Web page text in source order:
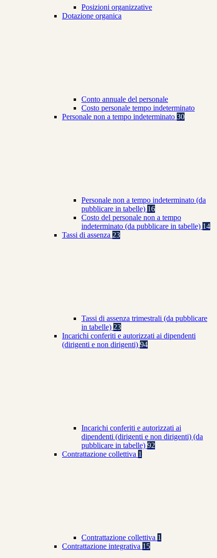
Posizioni organizzative
Dotazione organica
Conto annuale del personale
Costo personale tempo indeterminato
Personale non a tempo indeterminato 30
Personale non a tempo indeterminato (da
pubblicare in tabelle) 16
Costo del personale non a tempo
indeterminato (da pubblicare in tabelle) 14
Tassi di assenza 23
Tassi di assenza trimestrali (da pubblicare
in tabelle) 23
Incarichi conferiti e autorizzati ai dipendenti
(dirigenti e non dirigenti) 94
Incarichi conferiti e autorizzati ai
dipendenti (dirigenti e non dirigenti) (da
pubblicare in tabelle) 92
Contrattazione collettiva 1
Contrattazione collettiva 1
Contrattazione integrativa 15